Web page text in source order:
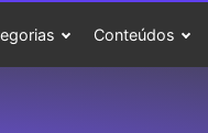
Conteúdos